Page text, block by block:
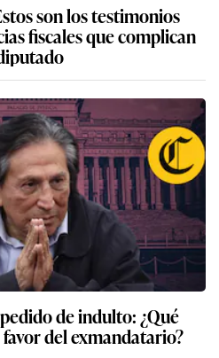
son los testimonios
fiscales que complican
de indulto: ¿Qué
se seguirán a favor del exmandatario?